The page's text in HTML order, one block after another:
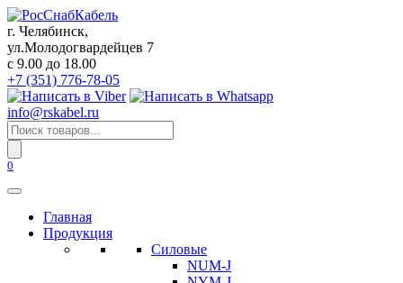
Перейти
к
содержанию
г. Челябинск,
ул.Молодогвардейцев 7
c 9.00 до 18.00
+7 (351) 776-78-05
info@rskabel.ru
Поиск
товаров
0
Главная
Продукция
Силовые
NUM-J